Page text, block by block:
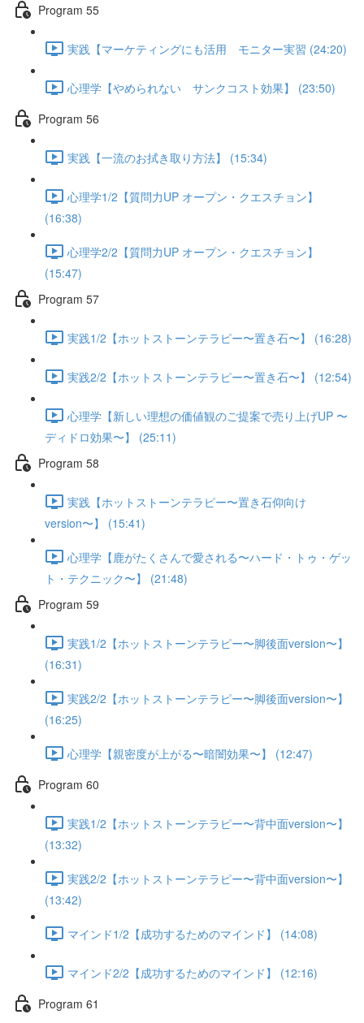
Program 55
実践【マーケティングにも活用 モニター実習 (24:20)
心理学【やめられない サンクコスト効果】 (23:50)
Program 56
実践【一流のお拭き取り方法】 (15:34)
心理学1/2【質問力UP オープン・クエスチョン】
(16:38)
心理学2/2【質問力UP オープン・クエスチョン】
(15:47)
Program 57
実践1/2【ホットストーンテラピー〜置き石〜】 (16:28)
実践2/2【ホットストーンテラピー〜置き石〜】 (12:54)
心理学【新しい理想の価値観のご提案で売り上げUP 〜
ディドロ効果〜】 (25:11)
Program 58
実践【ホットストーンテラピー〜置き石仰向け
version〜】 (15:41)
心理学【鹿がたくさんで愛される〜ハード・トゥ・ゲッ
ト・テクニック〜】 (21:48)
Program 59
実践1/2【ホットストーンテラピー〜脚後面version〜】
(16:31)
実践2/2【ホットストーンテラピー〜脚後面version〜】
(16:25)
心理学【親密度が上がる〜暗闇効果〜】 (12:47)
Program 60
実践1/2【ホットストーンテラピー〜背中面version〜】
(13:32)
実践2/2【ホットストーンテラピー〜背中面version〜】
(13:42)
マインド1/2【成功するためのマインド】 (14:08)
マインド2/2【成功するためのマインド】 (12:16)
Program 61